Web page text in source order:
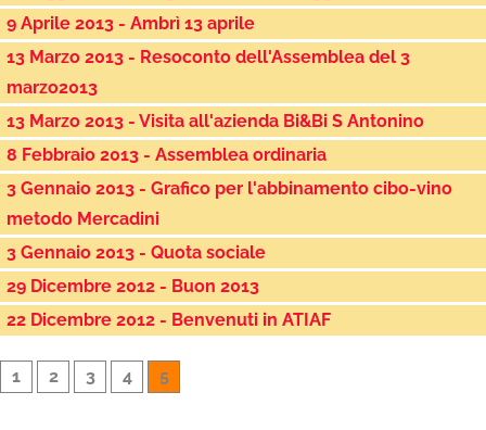
9 Aprile 2013 - Ambrì 13 aprile
13 Marzo 2013 - Resoconto dell'Assemblea del 3
marzo2013
13 Marzo 2013 - Visita all'azienda Bi&Bi S Antonino
8 Febbraio 2013 - Assemblea ordinaria
3 Gennaio 2013 - Grafico per l'abbinamento cibo-vino
metodo Mercadini
3 Gennaio 2013 - Quota sociale
29 Dicembre 2012 - Buon 2013
22 Dicembre 2012 - Benvenuti in ATIAF
1 2 3 4 5